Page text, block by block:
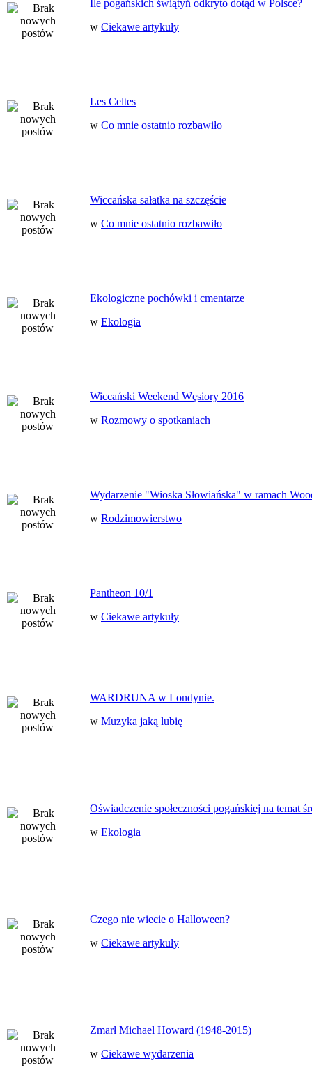
Ile pogańskich świątyń odkryto dotąd w Polsce?
w Ciekawe artykuły
Les Celtes
w Co mnie ostatnio rozbawiło
Wiccańska sałatka na szczęście
w Co mnie ostatnio rozbawiło
Ekologiczne pochówki i cmentarze
w Ekologia
Wiccański Weekend Węsiory 2016
w Rozmowy o spotkaniach
Wydarzenie "Wioska Słowiańska" w ramach
w Rodzimowierstwo
Pantheon 10/1
w Ciekawe artykuły
WARDRUNA w Londynie.
w Muzyka jaką lubię
Oświadczenie społeczności pogańskiej na temat
w Ekologia
Czego nie wiecie o Halloween?
w Ciekawe artykuły
Zmarł Michael Howard (1948-2015)
w Ciekawe wydarzenia